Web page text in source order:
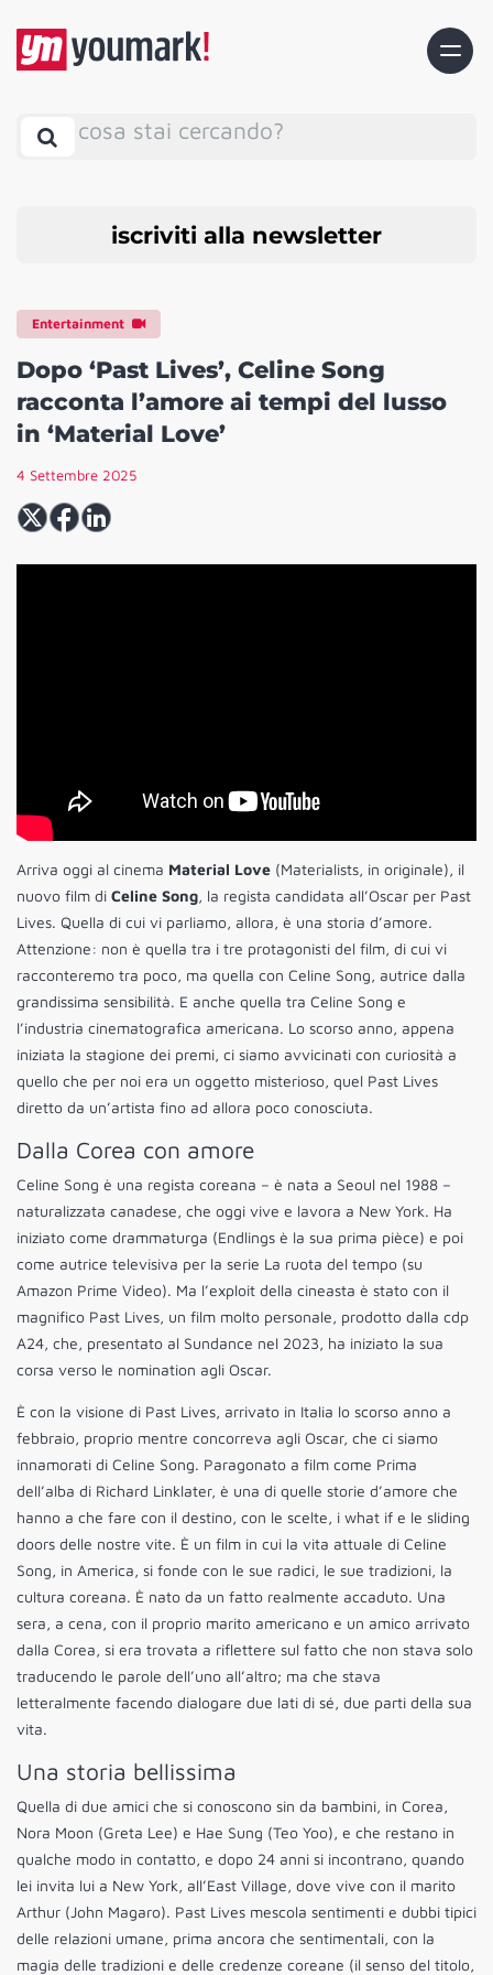
cosa stai cercando?
iscriviti alla newsletter
Entertainment
Dopo ‘Past Lives’, Celine Song
racconta l’amore ai tempi del lusso
in ‘Material Love’
4 Settembre 2025
Arriva oggi al cinema Material Love (Materialists, in originale), il
nuovo film di Celine Song, la regista candidata all’Oscar per Past
Lives. Quella di cui vi parliamo, allora, è una storia d’amore.
Attenzione: non è quella tra i tre protagonisti del film, di cui vi
racconteremo tra poco, ma quella con Celine Song, autrice dalla
grandissima sensibilità. E anche quella tra Celine Song e
l’industria cinematografica americana. Lo scorso anno, appena
iniziata la stagione dei premi, ci siamo avvicinati con curiosità a
quello che per noi era un oggetto misterioso, quel Past Lives
diretto da un’artista fino ad allora poco conosciuta.
Dalla Corea con amore
Celine Song è una regista coreana – è nata a Seoul nel 1988 –
naturalizzata canadese, che oggi vive e lavora a New York. Ha
iniziato come drammaturga (Endlings è la sua prima pièce) e poi
come autrice televisiva per la serie La ruota del tempo (su
Amazon Prime Video). Ma l’exploit della cineasta è stato con il
magnifico Past Lives, un film molto personale, prodotto dalla cdp
A24, che, presentato al Sundance nel 2023, ha iniziato la sua
corsa verso le nomination agli Oscar.
È con la visione di Past Lives, arrivato in Italia lo scorso anno a
febbraio, proprio mentre concorreva agli Oscar, che ci siamo
innamorati di Celine Song. Paragonato a film come Prima
dell’alba di Richard Linklater, è una di quelle storie d’amore che
hanno a che fare con il destino, con le scelte, i what if e le sliding
doors delle nostre vite. È un film in cui la vita attuale di Celine
Song, in America, si fonde con le sue radici, le sue tradizioni, la
cultura coreana. È nato da un fatto realmente accaduto. Una
sera, a cena, con il proprio marito americano e un amico arrivato
dalla Corea, si era trovata a riflettere sul fatto che non stava solo
traducendo le parole dell’uno all’altro; ma che stava
letteralmente facendo dialogare due lati di sé, due parti della sua
vita.
Una storia bellissima
Quella di due amici che si conoscono sin da bambini, in Corea,
Nora Moon (Greta Lee) e Hae Sung (Teo Yoo), e che restano in
qualche modo in contatto, e dopo 24 anni si incontrano, quando
lei invita lui a New York, all’East Village, dove vive con il marito
Arthur (John Magaro). Past Lives mescola sentimenti e dubbi tipici
delle relazioni umane, prima ancora che sentimentali, con la
magia delle tradizioni e delle credenze coreane (il senso del titolo,